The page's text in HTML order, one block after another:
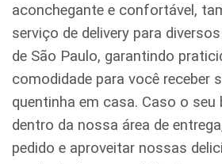
aconchegante e confortável,
serviço de delivery para
de São Paulo, garantindo
comodidade para você receber
quentinha em casa. Caso o seu
dentro da nossa área de
pedido e aproveitar nossas